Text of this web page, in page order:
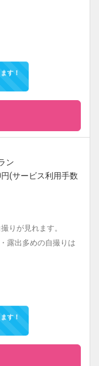
す！
ン
(サービス利用手数
りが見れます。
露出多めの自撮りは
す！